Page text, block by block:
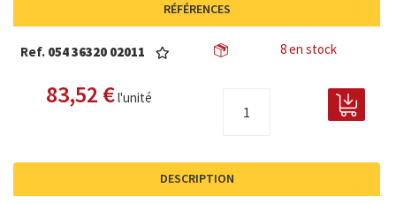
RÉFÉRENCES
Ref. 054 36320 02011 8 en stock
83,52 €l'unité
DESCRIPTION